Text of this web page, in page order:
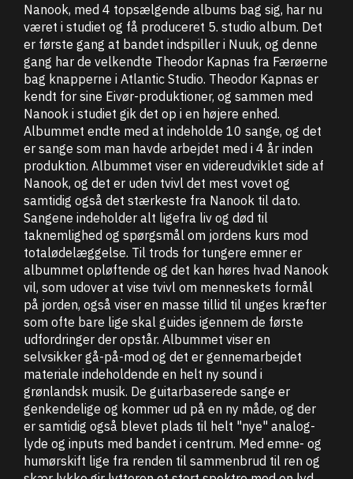
Nanook, med 4 topsælgende albums bag sig, har nu
været i studiet og få produceret 5. studio album. Det
er første gang at bandet indspiller i Nuuk, og denne
gang har de velkendte Theodor Kapnas fra Færøerne
bag knapperne i Atlantic Studio. Theodor Kapnas er
kendt for sine Eivør-produktioner, og sammen med
Nanook i studiet gik det op i en højere enhed.
Albummet endte med at indeholde 10 sange, og det
er sange som man havde arbejdet med i 4 år inden
produktion. Albummet viser en videreudviklet side af
Nanook, og det er uden tvivl det mest vovet og
samtidig også det stærkeste fra Nanook til dato.
Sangene indeholder alt ligefra liv og død til
taknemlighed og spørgsmål om jordens kurs mod
totalødelæggelse. Til trods for tungere emner er
albummet opløftende og det kan høres hvad Nanook
vil, som udover at vise tvivl om menneskets formål
på jorden, også viser en masse tillid til unges kræfter
som ofte bare lige skal guides igennem de første
udfordringer der opstår. Albummet viser en
selvsikker gå-på-mod og det er gennemarbejdet
materiale indeholdende en helt ny sound i
grønlandsk musik. De guitarbaserede sange er
genkendelige og kommer ud på en ny måde, og der
er samtidig også blevet plads til helt "nye" analog-
lyde og inputs med bandet i centrum. Med emne- og
humørskift lige fra renden til sammenbrud til ren og